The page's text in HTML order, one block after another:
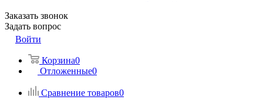
Заказать звонок
Задать вопрос
Войти
Корзина0
Отложенные0
Сравнение товаров0